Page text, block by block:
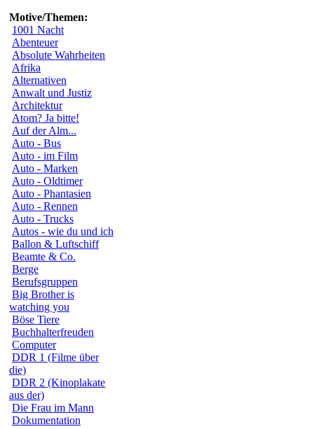
Motive/Themen:
1001 Nacht
Abenteuer
Absolute Wahrheiten
Afrika
Alternativen
Anwalt und Justiz
Architektur
Atom? Ja bitte!
Auf der Alm...
Auto - Bus
Auto - im Film
Auto - Marken
Auto - Oldtimer
Auto - Phantasien
Auto - Rennen
Auto - Trucks
Autos - wie du und ich
Ballon & Luftschiff
Beamte & Co.
Berge
Berufsgruppen
Big Brother is
watching you
Böse Tiere
Buchhalterfreuden
Computer
DDR 1 (Filme über
die)
DDR 2 (Kinoplakate
aus der)
Die Frau im Mann
Dokumentation